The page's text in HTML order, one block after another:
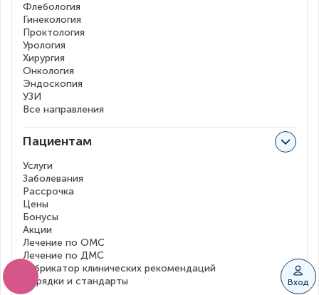
Вход
Флебология
Гинекология
Проктология
Урология
Хирургия
Онкология
Эндоскопия
УЗИ
Все направления
Пациентам
Услуги
Заболевания
Рассрочка
Цены
Бонусы
Акции
Лечение по ОМС
Лечение по ДМС
Рубрикатор клинических рекомендаций
Порядки и стандарты